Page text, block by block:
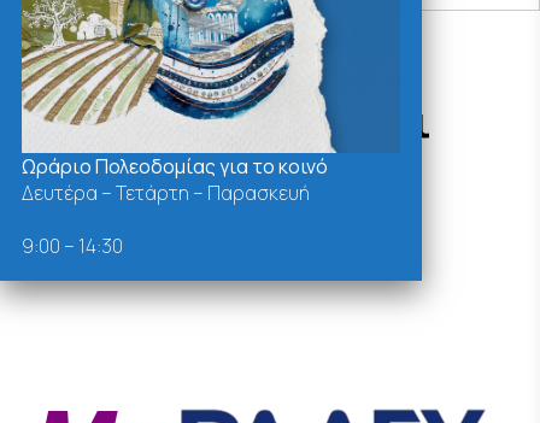
Δράσεις - Χρήσιμοι
Σύνδεσμοι
Ωράριο Πολεοδομίας για το κοινό
Δευτέρα – Τετάρτη – Παρασκευή
9:00 – 14:30